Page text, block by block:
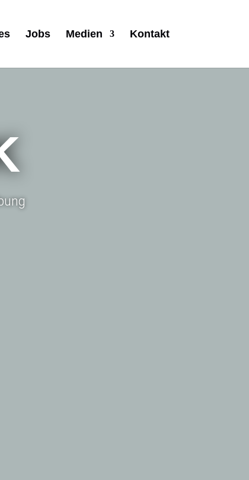
Jobs Medien Kontakt